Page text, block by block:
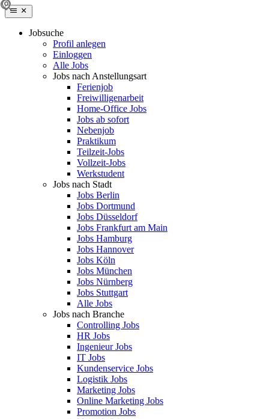
Jobsuche
Profil anlegen
Einloggen
Alle Jobs
Jobs nach Anstellungsart
Ferienjob
Freiwilligenarbeit
Home-Office Jobs
Jobs ab sofort
Nebenjob
Praktikum
Teilzeit-Jobs
Vollzeit-Jobs
Werkstudent
Jobs nach Stadt
Jobs Berlin
Jobs Dortmund
Jobs Düsseldorf
Jobs Frankfurt am Main
Jobs Hamburg
Jobs Hannover
Jobs Köln
Jobs München
Jobs Nürnberg
Jobs Stuttgart
Alle Jobs
Jobs nach Branche
Controlling Jobs
HR Jobs
Ingenieur Jobs
IT Jobs
Kundenservice Jobs
Logistik Jobs
Marketing Jobs
Online Marketing Jobs
Promotion Jobs